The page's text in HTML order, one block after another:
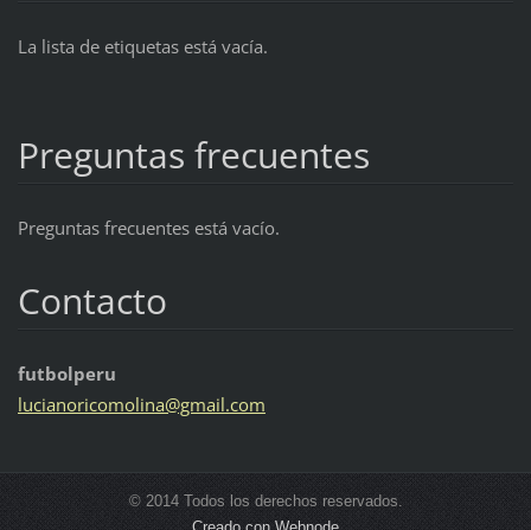
La lista de etiquetas está vacía.
Preguntas frecuentes
Preguntas frecuentes está vacío.
Contacto
futbolperu
lucianoricomolina@gmail.com
© 2014 Todos los derechos reservados.